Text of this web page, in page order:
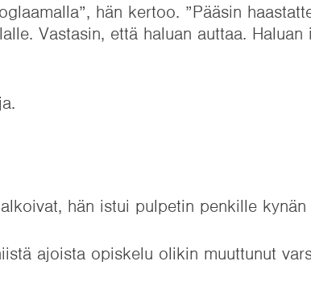
hän kertoo. ”Pääsin
Vastasin, että haluan auttaa. Haluan
hän istui pulpetin penkille
ajoista opiskelu olikin muuttunut